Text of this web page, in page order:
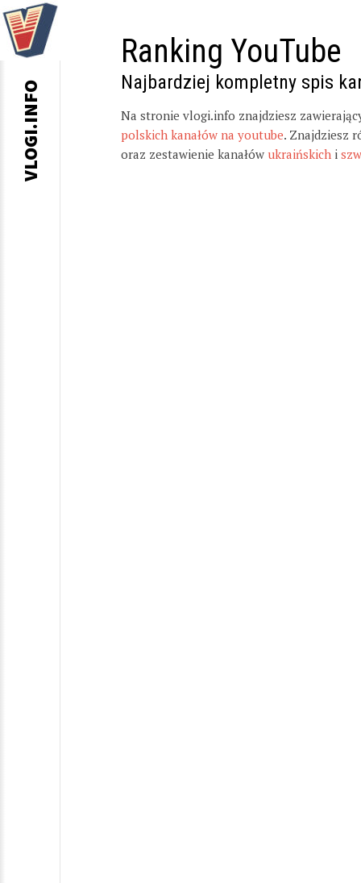
Ranking YouTube
Najbardziej kompletny spis
Na stronie vlogi.info znajdziesz
polskich kanałów na youtube. Znajdziesz
oraz zestawienie kanałów ukraińskich i
VLOGI.INFO